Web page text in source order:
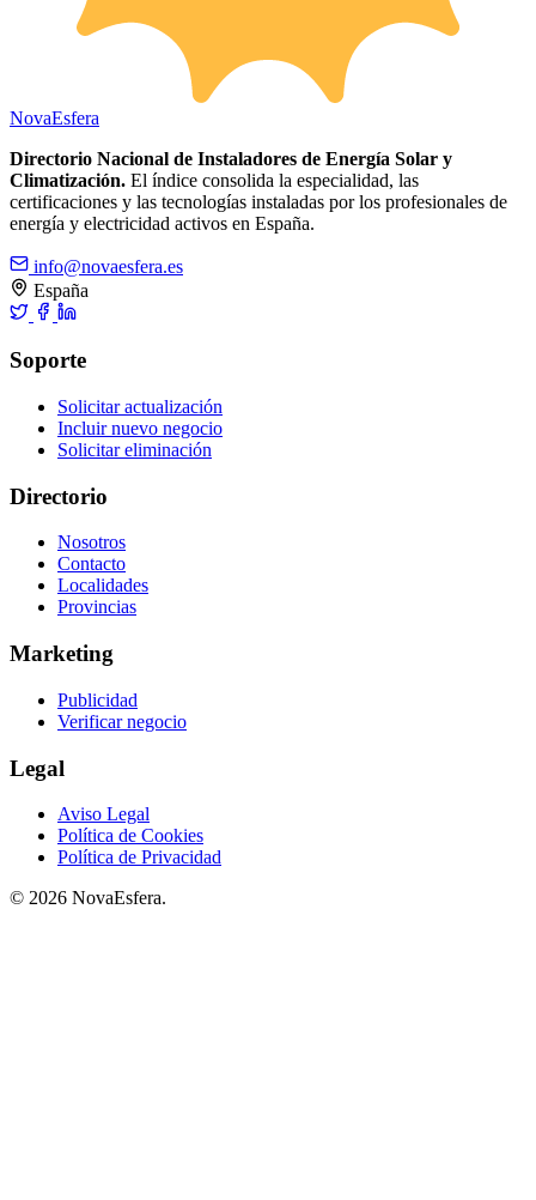
NovaEsfera
Directorio Nacional de Instaladores de Energía Solar y
Climatización. El índice consolida la especialidad, las
certificaciones y las tecnologías instaladas por los profesionales de
energía y electricidad activos en España.
info@novaesfera.es
España
Soporte
Solicitar actualización
Incluir nuevo negocio
Solicitar eliminación
Directorio
Nosotros
Contacto
Localidades
Provincias
Marketing
Publicidad
Verificar negocio
Legal
Aviso Legal
Política de Cookies
Política de Privacidad
© 2026 NovaEsfera.